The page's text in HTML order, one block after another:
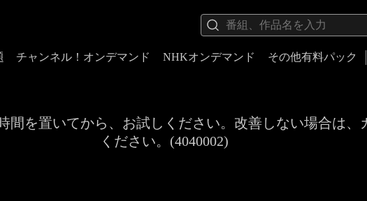
チャンネル！オンデマンド NHKオンデマンド その他有料パック
間を置いてから、お試しください。改善しない場合は
ください。(4040002)